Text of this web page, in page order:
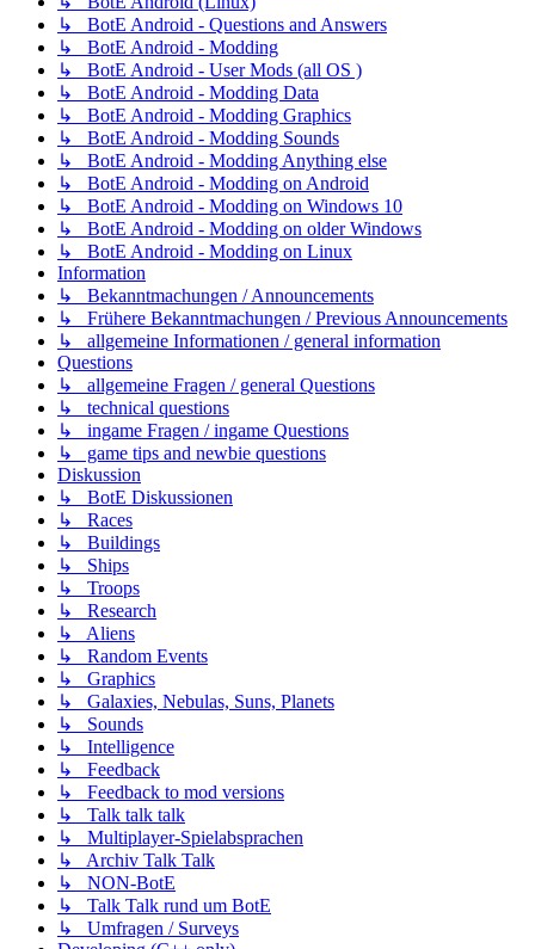
↳ BotE Android - Questions and Answers
↳ BotE Android - Modding
↳ BotE Android - User Mods (all OS )
↳ BotE Android - Modding Data
↳ BotE Android - Modding Graphics
↳ BotE Android - Modding Sounds
↳ BotE Android - Modding Anything else
↳ BotE Android - Modding on Android
↳ BotE Android - Modding on Windows 10
↳ BotE Android - Modding on older Windows
↳ BotE Android - Modding on Linux
Information
↳ Bekanntmachungen / Announcements
↳ Frühere Bekanntmachungen / Previous Announcements
↳ allgemeine Informationen / general information
Questions
↳ allgemeine Fragen / general Questions
↳ technical questions
↳ ingame Fragen / ingame Questions
↳ game tips and newbie questions
Diskussion
↳ BotE Diskussionen
↳ Races
↳ Buildings
↳ Ships
↳ Troops
↳ Research
↳ Aliens
↳ Random Events
↳ Graphics
↳ Galaxies, Nebulas, Suns, Planets
↳ Sounds
↳ Intelligence
↳ Feedback
↳ Feedback to mod versions
↳ Talk talk talk
↳ Multiplayer-Spielabsprachen
↳ Archiv Talk Talk
↳ NON-BotE
↳ Talk Talk rund um BotE
↳ Umfragen / Surveys